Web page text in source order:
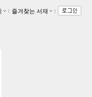
ｌ 즐겨찾는 서재 ｌ